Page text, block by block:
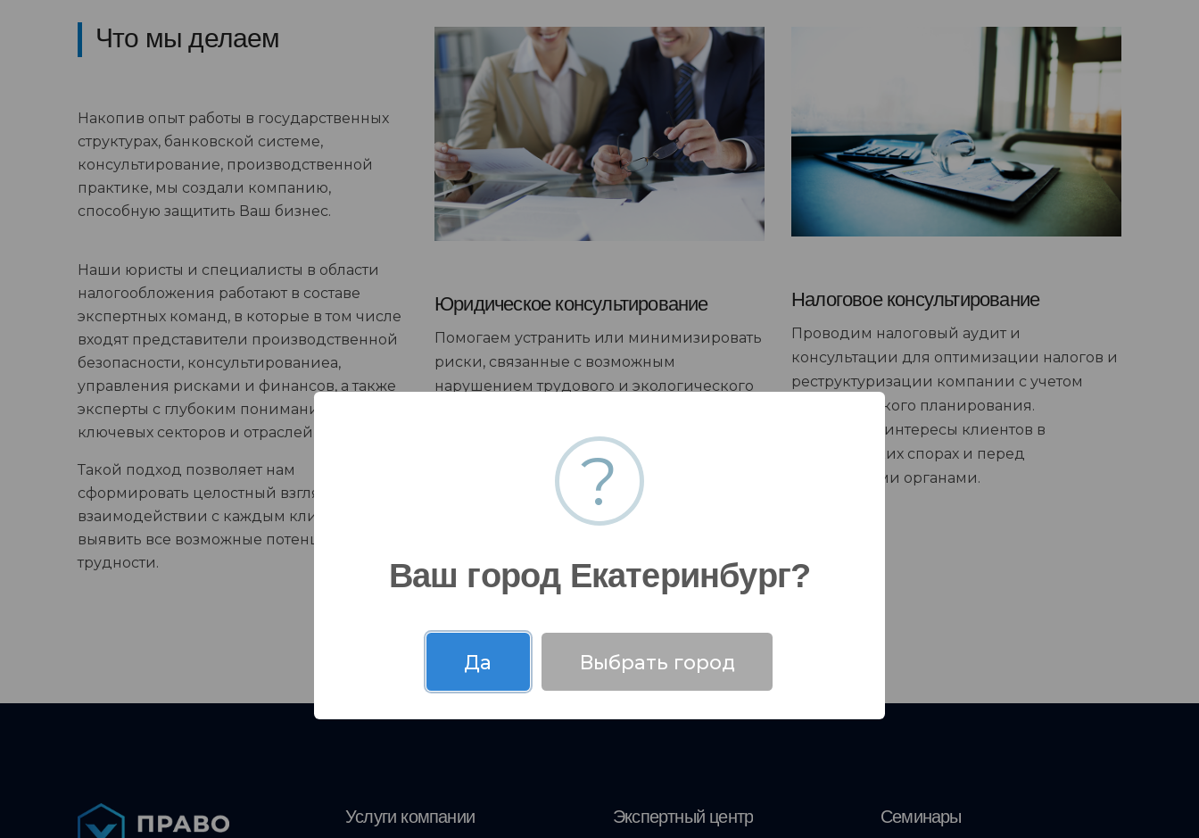
Что мы делаем
Накопив опыт работы в государственных
структурах, банковской системе,
консультирование, производственной
практике, мы создали компанию,
способную защитить Ваш бизнес.
Наши юристы и специалисты в области
налогообложения работают в составе
экспертных команд, в которые в том числе
входят представители производственной
безопасности, консультированиеа,
управления рисками и финансов, а также
эксперты с глубоким пониманием
ключевых секторов и отраслей экономики.
Такой подход позволяет нам
сформировать целостный взгляд при
взаимодействии с каждым клиентом и
выявить все возможные потенциальные
трудности.
Юридическое консультирование
Помогаем устранить или минимизировать
риски, связанные с возможным
нарушением трудового и экологического
интеллектуальную собственность.
Оказываем поддержку клиентов при
судебных разбирательствах.
Налоговое консультирование
Проводим налоговый аудит и
консультации для оптимизации налогов и
реструктуризации компании с учетом
стратегического планирования.
Отстаиваем интересы клиентов в
коммерческих спорах и перед
фискальными органами.
Услуги компании Экспертный центр Семинары
?
Ваш город Екатеринбург?
Да Выбрать город